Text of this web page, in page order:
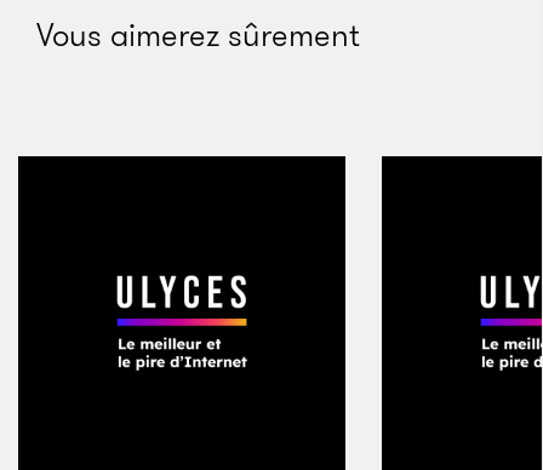
nouveaux territoires et pouvaient prétendre aux plus
hautes fonctions d’un royaume. La mythologie
sur son temps. Jenny Jochens y explique qu’elles
avaient un rôle plus important que les autres
Européennes concernant «
Vous aimerez sûrement